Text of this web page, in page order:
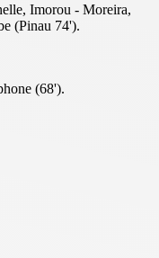
Imorou - Moreira,
(Pinau 74').
(68').